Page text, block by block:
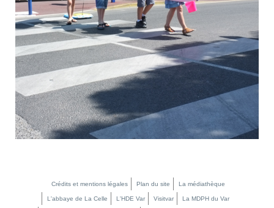
Crédits et mentions légales Plan du site La médiathèque
L'abbaye de La Celle L'HDE Var Visitvar La MDPH du Var